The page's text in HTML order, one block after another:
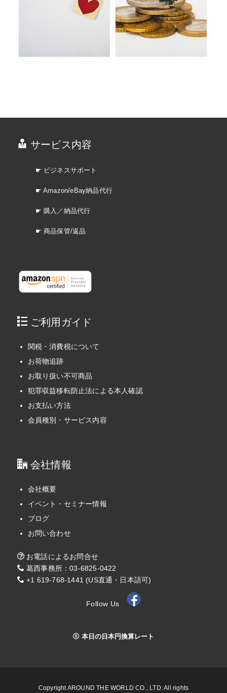
サービス内容
☛ ビジネスサポート
☛ Amazon/eBay納品代行
☛ 購入／納品代行
☛ 商品保管/返品
ご利用ガイド
関税・消費税について
お荷物追跡
お取り扱い不可商品
犯罪収益移転防止法による本人確認
お支払い方法
会員種別・サービス内容
会社情報
会社概要
イベント・セミナー情報
ブログ
お問い合わせ
お電話によるお問合せ
葛西事務所：03-6825-0422
+1 619-768-1441 (US直通・日本語可)
Follow Us
本日の日本円換算レート
Copyright AROUND THE WORLD CO., LTD. All rights